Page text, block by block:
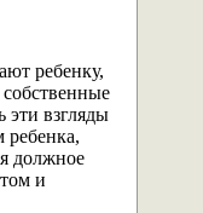
ребенку,
эти взгляды
ребенка,
должное
и